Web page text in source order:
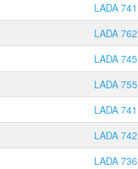
LADA 741
LADA 762
LADA 745
LADA 755
LADA 741
LADA 742
LADA 736